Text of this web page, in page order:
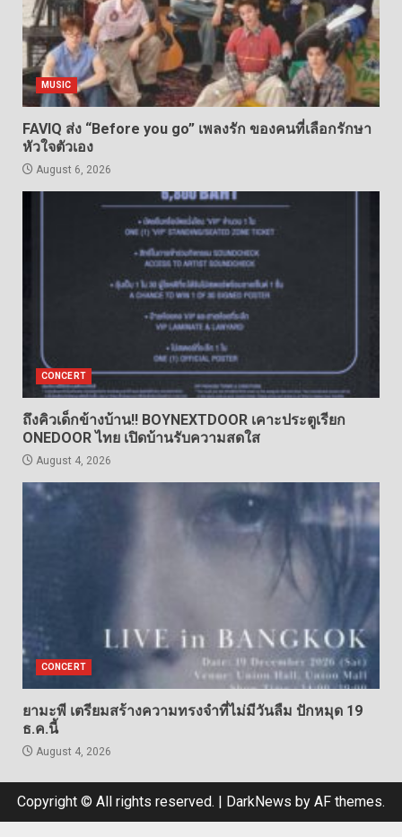
MUSIC
FAVIQ ส่ง “Before you go” เพลงรัก ของคนที่เลือกรักษา
หัวใจตัวเอง
August 6, 2026
CONCERT
ถึงคิวเด็กข้างบ้าน!! BOYNEXTDOOR เคาะประตูเรียก
ONEDOOR ไทย เปิดบ้านรับความสดใส
August 4, 2026
CONCERT
ยามะพี เตรียมสร้างความทรงจำที่ไม่มีวันลืม ปักหมุด 19
ธ.ค.นี้
August 4, 2026
Copyright © All rights reserved. | DarkNews by AF themes.